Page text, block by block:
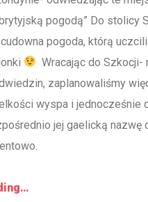
pogodą” Do
pogoda, którą
Wracając do Szkocji-
zaplanowaliśmy
wyspa i jednocześnie
jej gaelicką